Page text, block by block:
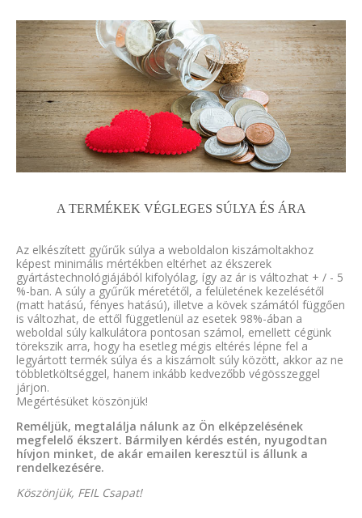
A TERMÉKEK VÉGLEGES SÚLYA ÉS ÁRA
Az elkészített gyűrűk súlya a weboldalon kiszámoltakhoz
képest minimális mértékben eltérhet az ékszerek
gyártástechnológiájából kifolyólag, így az ár is változhat + / - 5
%-ban. A súly a gyűrűk méretétől, a felületének kezelésétől
(matt hatású, fényes hatású), illetve a kövek számától függően
is változhat, de ettől függetlenül az esetek 98%-ában a
weboldal súly kalkulátora pontosan számol, emellett cégünk
törekszik arra, hogy ha esetleg mégis eltérés lépne fel a
legyártott termék súlya és a kiszámolt súly között, akkor az ne
többletköltséggel, hanem inkább kedvezőbb végösszeggel
járjon.
Megértésüket köszönjük!
Reméljük, megtalálja nálunk az Ön elképzelésének
megfelelő ékszert. Bármilyen kérdés estén, nyugodtan
hívjon minket, de akár emailen keresztül is állunk a
rendelkezésére.
Köszönjük, FEIL Csapat!